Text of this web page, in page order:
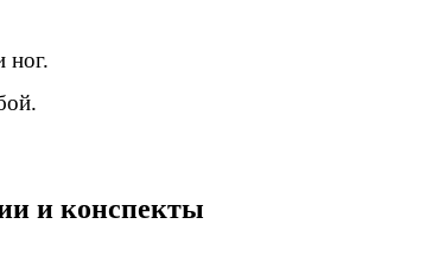
ног.
и конспекты